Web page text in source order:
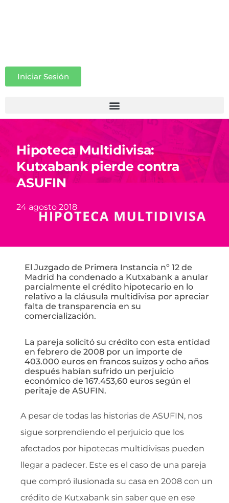
Iniciar Sesión
Hipoteca Multidivisa:
Kutxabank pierde contra
ASUFIN
24 agosto 2018
El Juzgado de Primera Instancia nº 12 de
Madrid ha condenado a Kutxabank a anular
parcialmente el crédito hipotecario en lo
relativo a la cláusula multidivisa por apreciar
falta de transparencia en su
comercialización.
La pareja solicitó su crédito con esta entidad
en febrero de 2008 por un importe de
403.000 euros en francos suizos y ocho años
después habían sufrido un perjuicio
económico de 167.453,60 euros según el
peritaje de ASUFIN.
A pesar de todas las historias de ASUFIN, nos
sigue sorprendiendo el perjuicio que los
afectados por hipotecas multidivisas pueden
llegar a padecer. Este es el caso de una pareja
que compró ilusionada su casa en 2008 con un
crédito de Kutxabank sin saber que en ese